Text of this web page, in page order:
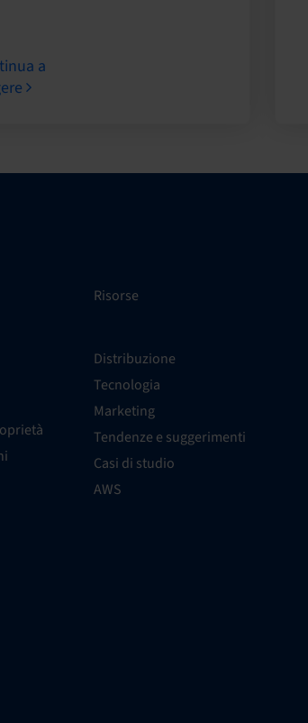
a
Risorse
Distribuzione
Tecnologia
Marketing
Tendenze e suggerimenti
Casi di studio
AWS